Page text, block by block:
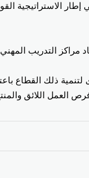
مراكز التدريب
ذلك القطاع
العمل اللائق